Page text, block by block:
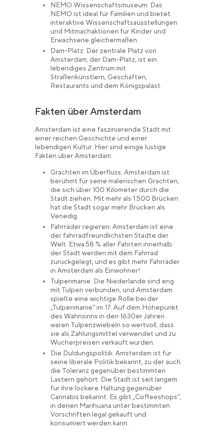
NEMO Wissenschaftsmuseum: Das
NEMO ist ideal für Familien und bietet
interaktive Wissenschaftsausstellungen
und Mitmachaktionen für Kinder und
Erwachsene gleichermaßen.
Dam-Platz: Der zentrale Platz von
Amsterdam, der Dam-Platz, ist ein
lebendiges Zentrum mit
Straßenkünstlern, Geschäften,
Restaurants und dem Königspalast.
Fakten über Amsterdam
Amsterdam ist eine faszinierende Stadt mit
einer reichen Geschichte und einer
lebendigen Kultur. Hier sind einige lustige
Fakten über Amsterdam:
Grachten im Überfluss: Amsterdam ist
berühmt für seine malerischen Grachten,
die sich über 100 Kilometer durch die
Stadt ziehen. Mit mehr als 1.500 Brücken
hat die Stadt sogar mehr Brücken als
Venedig.
Fahrräder regieren: Amsterdam ist eine
der fahrradfreundlichsten Städte der
Welt. Etwa 58 % aller Fahrten innerhalb
der Stadt werden mit dem Fahrrad
zurückgelegt, und es gibt mehr Fahrräder
in Amsterdam als Einwohner!
Tulpenmanie: Die Niederlande sind eng
mit Tulpen verbunden, und Amsterdam
spielte eine wichtige Rolle bei der
„Tulpenmanie“ im 17. Auf dem Höhepunkt
des Wahnsinns in den 1630er Jahren
waren Tulpenzwiebeln so wertvoll, dass
sie als Zahlungsmittel verwendet und zu
Wucherpreisen verkauft wurden.
Die Duldungspolitik: Amsterdam ist für
seine liberale Politik bekannt, zu der auch
die Toleranz gegenüber bestimmten
Lastern gehört. Die Stadt ist seit langem
für ihre lockere Haltung gegenüber
Cannabis bekannt. Es gibt „Coffeeshops“,
in denen Marihuana unter bestimmten
Vorschriften legal gekauft und
konsumiert werden kann.